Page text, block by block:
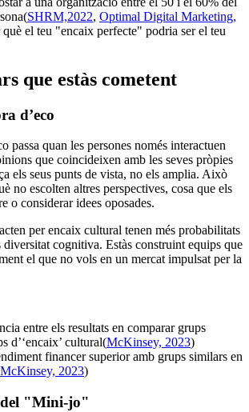
SHRM,2022, Optimal Digital Marketing,
el teu "encaix perfecte" podria ser el teu
que estàs cometent
d’eco
passa quan les persones només interactuen
que coincideixen amb les seves pròpies
els seus punts de vista, no els amplia. Això
no escolten altres perspectives, cosa que els
o considerar idees oposades.
per encaix cultural tenen més probabilitats
diversitat cognitiva. Estàs construint equips que
el que no vols en un mercat impulsat per la
entre els resultats en comparar grups
d’‘encaix’ cultural(McKinsey, 2023)
financer superior amb grups similars en
McKinsey, 2023)
del "Mini-jo"